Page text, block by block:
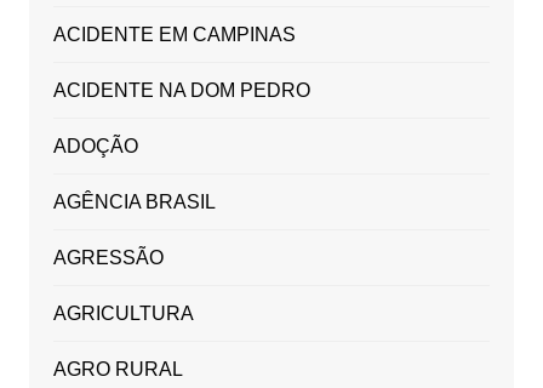
ACIDENTE EM CAMPINAS
ACIDENTE NA DOM PEDRO
ADOÇÃO
AGÊNCIA BRASIL
AGRESSÃO
AGRICULTURA
AGRO RURAL